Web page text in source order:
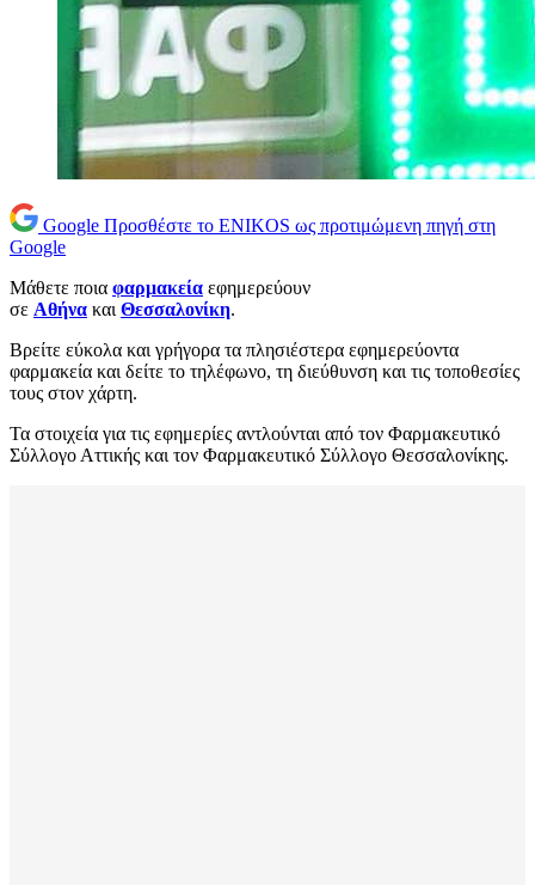
Google Προσθέστε το ENIKOS ως προτιμώμενη πηγή στη
Google
Μάθετε ποια φαρμακεία εφημερεύουν
σε Αθήνα και Θεσσαλονίκη.
Βρείτε εύκολα και γρήγορα τα πλησιέστερα εφημερεύοντα
φαρμακεία και δείτε το τηλέφωνο, τη διεύθυνση και τις τοποθεσίες
τους στον χάρτη.
Τα στοιχεία για τις εφημερίες αντλούνται από τον Φαρμακευτικό
Σύλλογο Αττικής και τον Φαρμακευτικό Σύλλογο Θεσσαλονίκης.